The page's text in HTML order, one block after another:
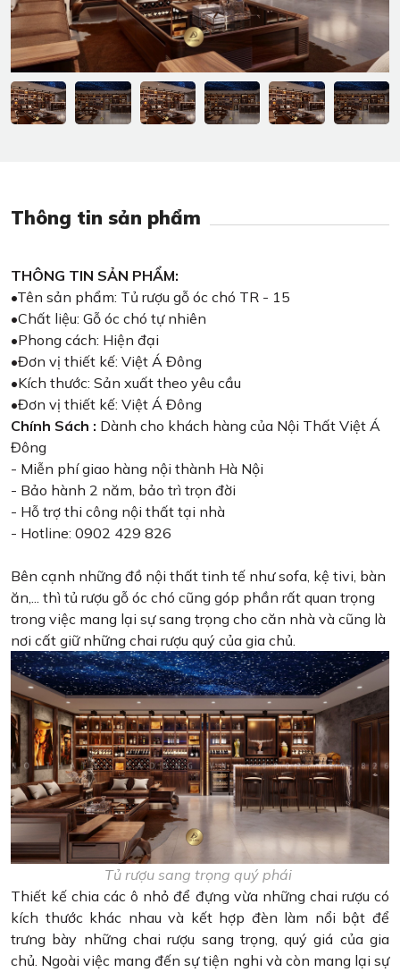
Thông tin sản phẩm
THÔNG TIN SẢN PHẨM:
•Tên sản phẩm: Tủ rượu gỗ óc chó TR - 15
•Chất liệu: Gỗ óc chó tự nhiên
•Phong cách: Hiện đại
•Đơn vị thiết kế: Việt Á Đông
•Kích thước: Sản xuất theo yêu cầu
•Đơn vị thiết kế: Việt Á Đông
Chính Sách : Dành cho khách hàng của Nội Thất Việt Á
Đông
- Miễn phí giao hàng nội thành Hà Nội
- Bảo hành 2 năm, bảo trì trọn đời
- Hỗ trợ thi công nội thất tại nhà
- Hotline: 0902 429 826
Bên cạnh những đồ nội thất tinh tế như sofa, kệ tivi, bàn
ăn,... thì tủ rượu gỗ óc chó cũng góp phần rất quan trọng
trong việc mang lại sự sang trọng cho căn nhà và cũng là
nơi cất giữ những chai rượu quý của gia chủ.
Tủ rượu sang trọng quý phái
Thiết kế chia các ô nhỏ để đựng vừa những chai rượu có
kích thước khác nhau và kết hợp đèn làm nổi bật để
trưng bày những chai rượu sang trọng, quý giá của gia
chủ. Ngoài việc mang đến sự tiện nghi và còn mang lại sự